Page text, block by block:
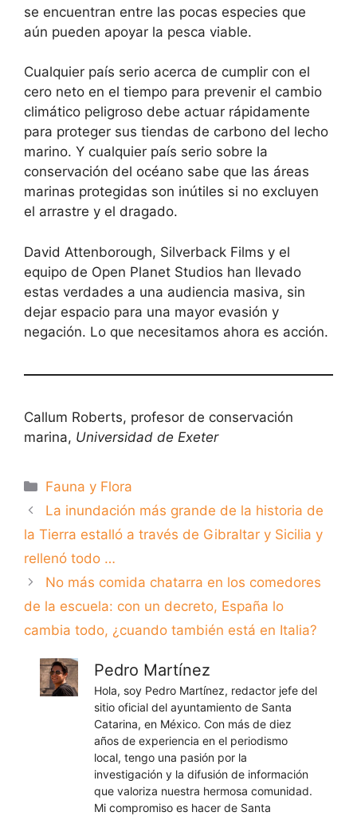
se encuentran entre las pocas especies que
aún pueden apoyar la pesca viable.
Cualquier país serio acerca de cumplir con el
cero neto en el tiempo para prevenir el cambio
climático peligroso debe actuar rápidamente
para proteger sus tiendas de carbono del lecho
marino. Y cualquier país serio sobre la
conservación del océano sabe que las áreas
marinas protegidas son inútiles si no excluyen
el arrastre y el dragado.
David Attenborough, Silverback Films y el
equipo de Open Planet Studios han llevado
estas verdades a una audiencia masiva, sin
dejar espacio para una mayor evasión y
negación. Lo que necesitamos ahora es acción.
Callum Roberts, profesor de conservación
marina, Universidad de Exeter
Categorías
Fauna y Flora
La inundación más grande de la historia de
la Tierra estalló a través de Gibraltar y Sicilia y
rellenó todo …
No más comida chatarra en los comedores
de la escuela: con un decreto, España lo
cambia todo, ¿cuando también está en Italia?
Pedro Martínez
Hola, soy Pedro Martínez, redactor jefe del
sitio oficial del ayuntamiento de Santa
Catarina, en México. Con más de diez
años de experiencia en el periodismo
local, tengo una pasión por la
investigación y la difusión de información
que valoriza nuestra hermosa comunidad.
Mi compromiso es hacer de Santa